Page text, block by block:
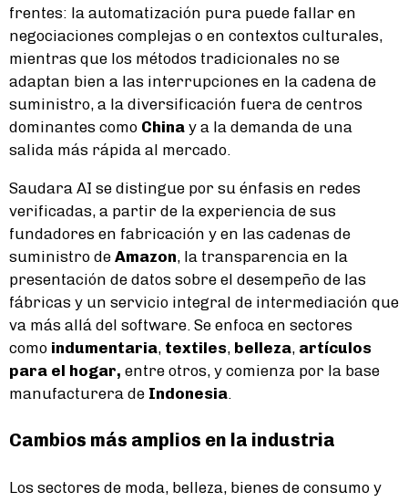
frentes: la automatización pura puede fallar en
negociaciones complejas o en contextos culturales,
mientras que los métodos tradicionales no se
adaptan bien a las interrupciones en la cadena de
suministro, a la diversificación fuera de centros
dominantes como China y a la demanda de una
salida más rápida al mercado.
Saudara AI se distingue por su énfasis en redes
verificadas, a partir de la experiencia de sus
fundadores en fabricación y en las cadenas de
suministro de Amazon, la transparencia en la
presentación de datos sobre el desempeño de las
fábricas y un servicio integral de intermediación que
va más allá del software. Se enfoca en sectores
como indumentaria, textiles, belleza, artículos
para el hogar, entre otros, y comienza por la base
manufacturera de Indonesia
Cambios más amplios en la industria
Los sectores de moda, belleza, bienes de consumo y